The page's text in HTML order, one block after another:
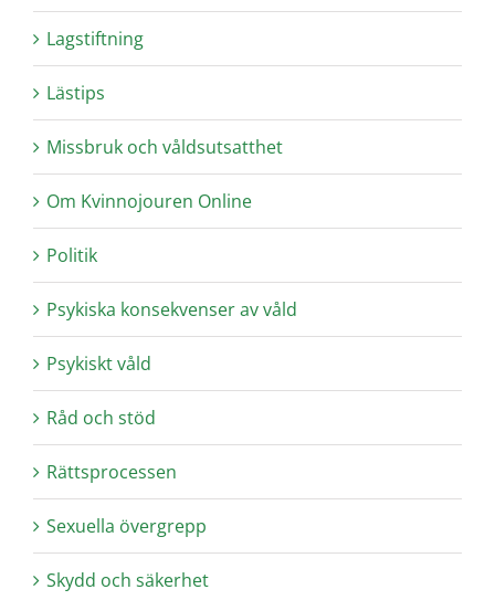
Lagstiftning
Lästips
Missbruk och våldsutsatthet
Om Kvinnojouren Online
Politik
Psykiska konsekvenser av våld
Psykiskt våld
Råd och stöd
Rättsprocessen
Sexuella övergrepp
Skydd och säkerhet